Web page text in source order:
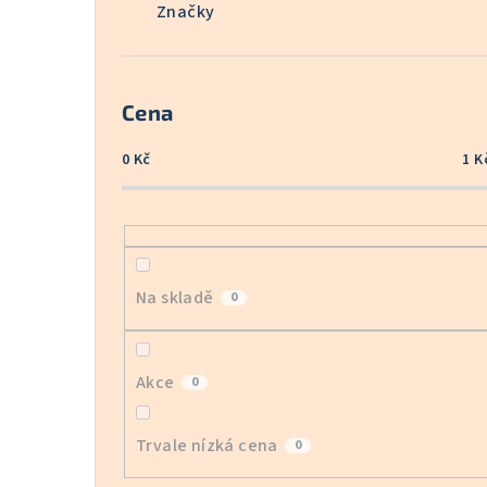
Značky
Cena
0 Kč 1
Na skladě 0
Akce 0
Trvale nízká cena 0